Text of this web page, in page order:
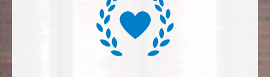
リベラルアーツとしての経済学をさらに発展させて 下
さい。 <経済学研究科・経済学部支援基金>